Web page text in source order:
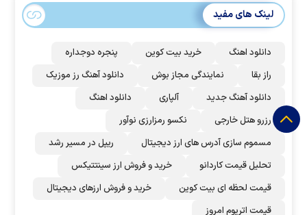
لینک های مفید
دانلود اهنگ خرید بیت کوین
پنجره دوجداره
راز بقا
نمایندگی مجاز بوش
دانلود آهنگ رز‌ موزیک
دانلود آهنگ جدید
آلپاری
دانلود اهنگ
رزرو هتل خارجی
نکسو رمزارزی نوآور
مسموم سازی آدرس های ارز دیجیتال
ریپل در مسیر رشد
تحلیل قیمت کاردانو
خرید و فروش ارز سینتتیکس
قیمت لحظه ای بیت کوین
خرید و فروش ارزهای دیجیتال
قیمت اتریوم امروز